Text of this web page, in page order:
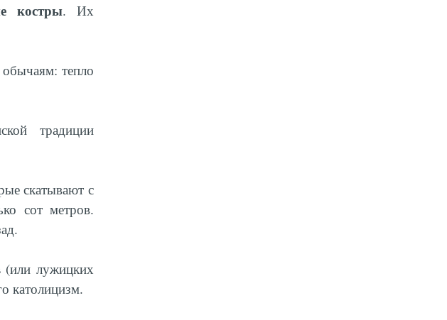
костры. Их
тепло
традиции
скатывают с
сот метров.
(или лужицких
католицизм.